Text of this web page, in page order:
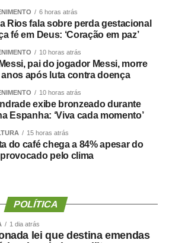
Paris e a Praia do Cortado,
da comunidade. A Praia do Cortado
oficialmente a programação
disputas de beach tennis, vôlei de
realizadas no local.
Olímpicos conta com
e individuais, como basquetebol,
voleibol, ciclismo, mountain
tênis de mesa, xadrez, basquete
e vôlei de praia. Já os 3º
Sinop contarão com disputas de
destacou que os jogos representam
6 horas atrás
Rios fala sobre perda gestacional
fé em Deus: ‘Coração em paz’
10 horas atrás
pai do jogador Messi, morre
anos após luta contra doença
10 horas atrás
exibe bronzeado durante
Espanha: ‘Viva cada momento’
15 horas atrás
do café chega a 84% apesar do
pelo clima
POLÍTICA
1 dia atrás
lei que destina emendas